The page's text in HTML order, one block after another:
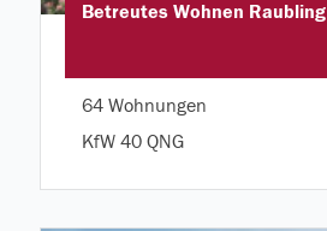
Betreutes Wohnen Raubling
64 Wohnungen
KfW 40 QNG